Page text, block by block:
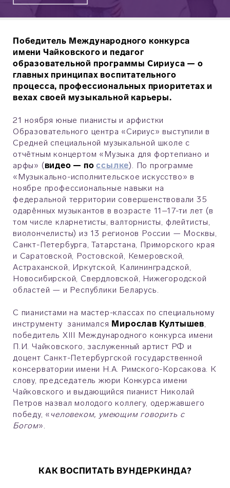
Победитель Международного конкурса
имени Чайковского и педагог
образовательной программы Сириуса — о
главных принципах воспитательного
процесса, профессиональных приоритетах и
вехах своей музыкальной карьеры.
21 ноября юные пианисты и арфистки
Образовательного центра «Сириус» выступили в
Средней специальной музыкальной школе с
отчётным концертом «Музыка для фортепиано и
арфы» (видео — поссылке). По программе
«Музыкально-исполнительское искусство» в
ноябре профессиональные навыки на
федеральной территории совершенствовали 35
одарённых музыкантов в возрасте 11–17-ти лет (в
том числе кларнетисты, валторнисты, флейтисты,
виолончелисты) из 13 регионов России — Москвы,
Санкт-Петербурга, Татарстана, Приморского края
и Саратовской, Ростовской, Кемеровской,
Астраханской, Иркутской, Калининградской,
Новосибирской, Свердловской, Нижегородской
областей — и Республики Беларусь.
С пианистами на мастер-классах по специальному
инструменту занимался Мирослав Култышев,
победитель XIII Международного конкурса имени
П.И. Чайковского, заслуженный артист РФ и
доцент Санкт-Петербургской государственной
консерватории имени Н.А. Римского-Корсакова. К
слову, председатель жюри Конкурса имени
Чайковского и выдающийся пианист Николай
Петров назвал молодого коллегу, одержавшего
победу, « человеком, умеющим говорить с
Богом».
КАК ВОСПИТАТЬ ВУНДЕРКИНДА?